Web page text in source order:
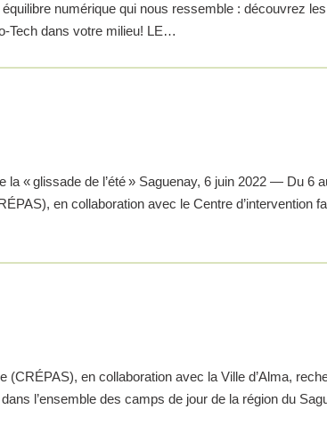
numérique qui nous ressemble : découvrez
Tech dans votre milieu! LE…
« glissade de l’été » Saguenay, 6 juin 2022 — Du 6
en collaboration avec le Centre d’intervention
en collaboration avec la Ville d’Alma,
l’ensemble des camps de jour de la région du